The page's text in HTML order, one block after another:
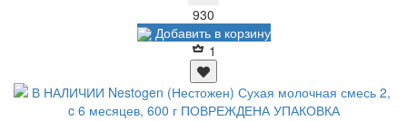
930
Добавить в корзину
1